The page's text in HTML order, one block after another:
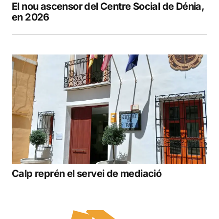
El nou ascensor del Centre Social de Dénia,
en 2026
Calp reprén el servei de mediació